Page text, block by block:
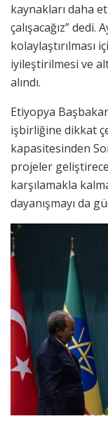
kaynakları daha
çalışacağız” dedi.
iyileştirilmesi ve
alındı.
Etiyopya
işbirliğine dikkat
kapasitesinden
projeler
karşılamakla
dayanışmayı da